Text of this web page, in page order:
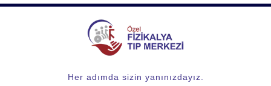
Her adımda sizin yanınızdayız.